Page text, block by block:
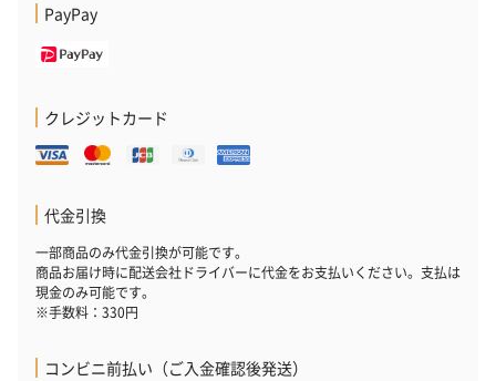
PayPay
クレジットカード
代金引換
一部商品のみ代金引換が可能です。
商品お届け時に配送会社ドライバーに代金をお支払いください。支払は
現金のみ可能です。
※手数料：330円
コンビニ前払い（ご入金確認後発送）